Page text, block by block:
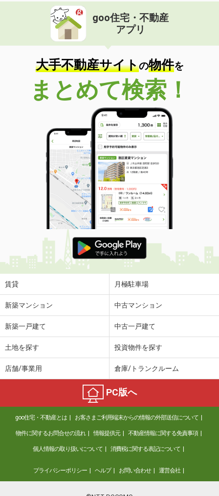
goo住宅・不動産
アプリ
大手不動産サイトの物件を
まとめて検索！
賃貸 月極駐車場
新築マンション 中古マンション
新築一戸建て 中古一戸建て
土地を探す 投資物件を探す
店舗/事業用 倉庫/トランクルーム
PC版へ
goo住宅・不動産とは お客さまご利用端末からの情報の外部送信について
物件に関するお問合せの流れ 情報提供元 不動産情報に関する免責事項
個人情報の取り扱いについて 消費税に関する表記について
プライバシーポリシー ヘルプ お問い合わせ 運営会社